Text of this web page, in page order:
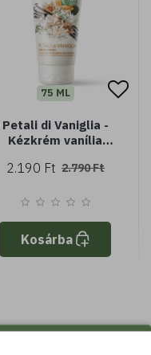
75 ML
Petali di Vaniglia -
Kézkrém vanília
vajjal (75 ml)
2.190 Ft 2.790 Ft
Kosárba